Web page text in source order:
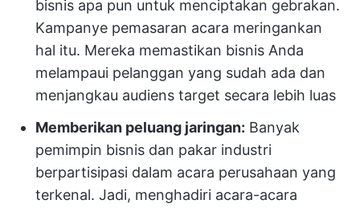
bisnis apa pun untuk menciptakan gebrakan.
Kampanye pemasaran acara meringankan
hal itu. Mereka memastikan bisnis Anda
melampaui pelanggan yang sudah ada dan
menjangkau audiens target secara lebih luas
Memberikan peluang jaringan: Banyak
pemimpin bisnis dan pakar industri
berpartisipasi dalam acara perusahaan yang
terkenal. Jadi, menghadiri acara-acara